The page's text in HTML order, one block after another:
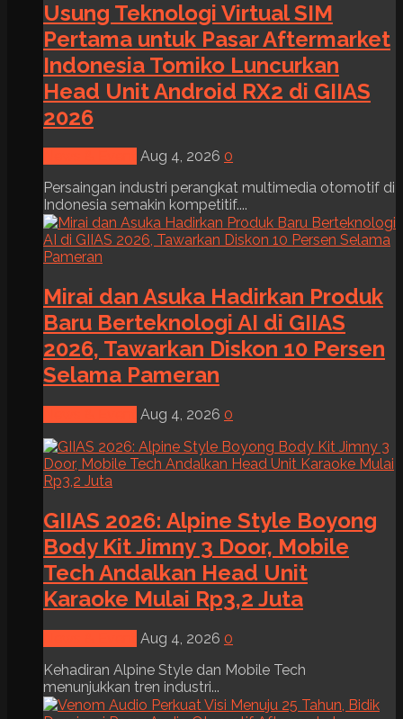
Usung Teknologi Virtual SIM
Pertama untuk Pasar Aftermarket
Indonesia Tomiko Luncurkan
Head Unit Android RX2 di GIIAS
2026
Aug 4, 2026 0
Persaingan industri perangkat multimedia otomotif di
Indonesia semakin kompetitif....
Mirai dan Asuka Hadirkan Produk
Baru Berteknologi AI di GIIAS
2026, Tawarkan Diskon 10 Persen
Selama Pameran
Aug 4, 2026 0
GIIAS 2026: Alpine Style Boyong
Body Kit Jimny 3 Door, Mobile
Tech Andalkan Head Unit
Karaoke Mulai Rp3,2 Juta
Aug 4, 2026 0
Kehadiran Alpine Style dan Mobile Tech
menunjukkan tren industri...